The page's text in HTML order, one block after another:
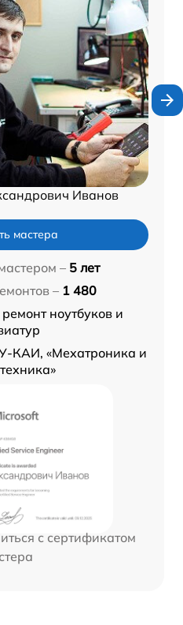
Иванов
мастера
– 5 лет
– 1 480
ремонт ноутбуков и
КАИ, «Мехатроника и
с сертификатом